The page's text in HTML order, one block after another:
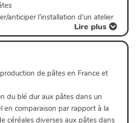
anticiper l’installation d’un atelier
Lire plus
de pâtes en France et
du blé dur aux pâtes dans un
en comparaison par rapport à la
céréales diverses aux pâtes dans